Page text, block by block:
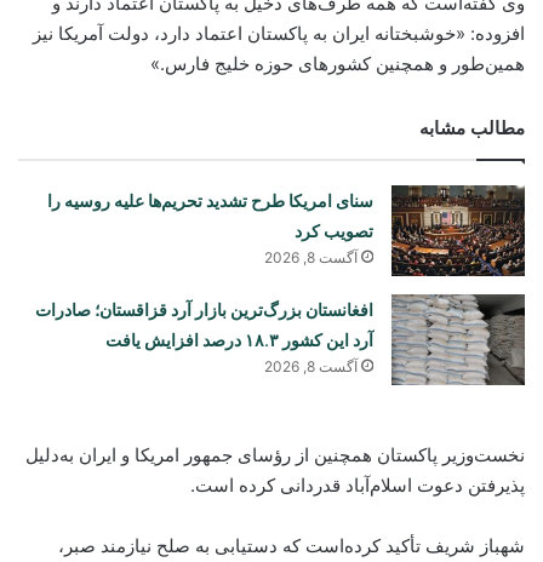
افزوده: «خوشبختانه ایران به پاکستان اعتماد دارد، دولت آمریکا نیز
همین‌طور و همچنین کشورهای حوزه خلیج فارس.»
مطالب مشابه
سنای امریکا طرح تشدید تحریم‌ها علیه روسیه را
تصویب کرد
آگست 8, 2026
افغانستان بزرگ‌ترین بازار آرد قزاقستان؛ صادرات
آرد این کشور ۱۸.۳ درصد افزایش یافت
آگست 8, 2026
نخست‌وزیر پاکستان همچنین از رؤسای جمهور امریکا و ایران به‌دلیل
پذیرفتن دعوت اسلام‌آباد قدردانی کرده است.
شهباز شریف تأکید کرده‌است که دستیابی به صلح نیازمند صبر،